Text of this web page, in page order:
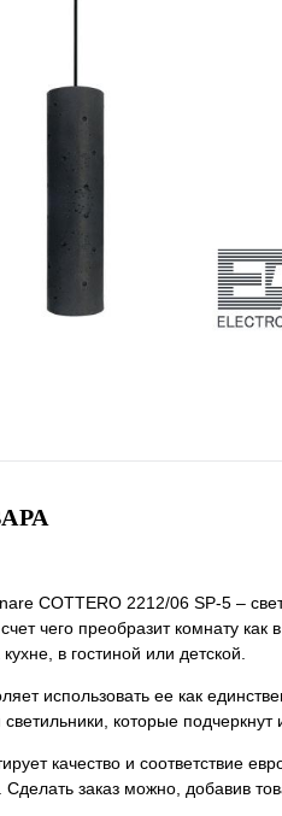
COTTERO 2212/06 SP-5 –
чего преобразит комнату
в гостиной или детской.
использовать ее как
которые подчеркнут
качество и соответствие
заказ можно, добавив